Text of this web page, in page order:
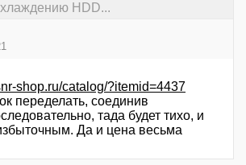
HDD...
shop.ru/catalog/?itemid=4437
переделать, соединив
тада будет тихо, и
Да и цена весьма